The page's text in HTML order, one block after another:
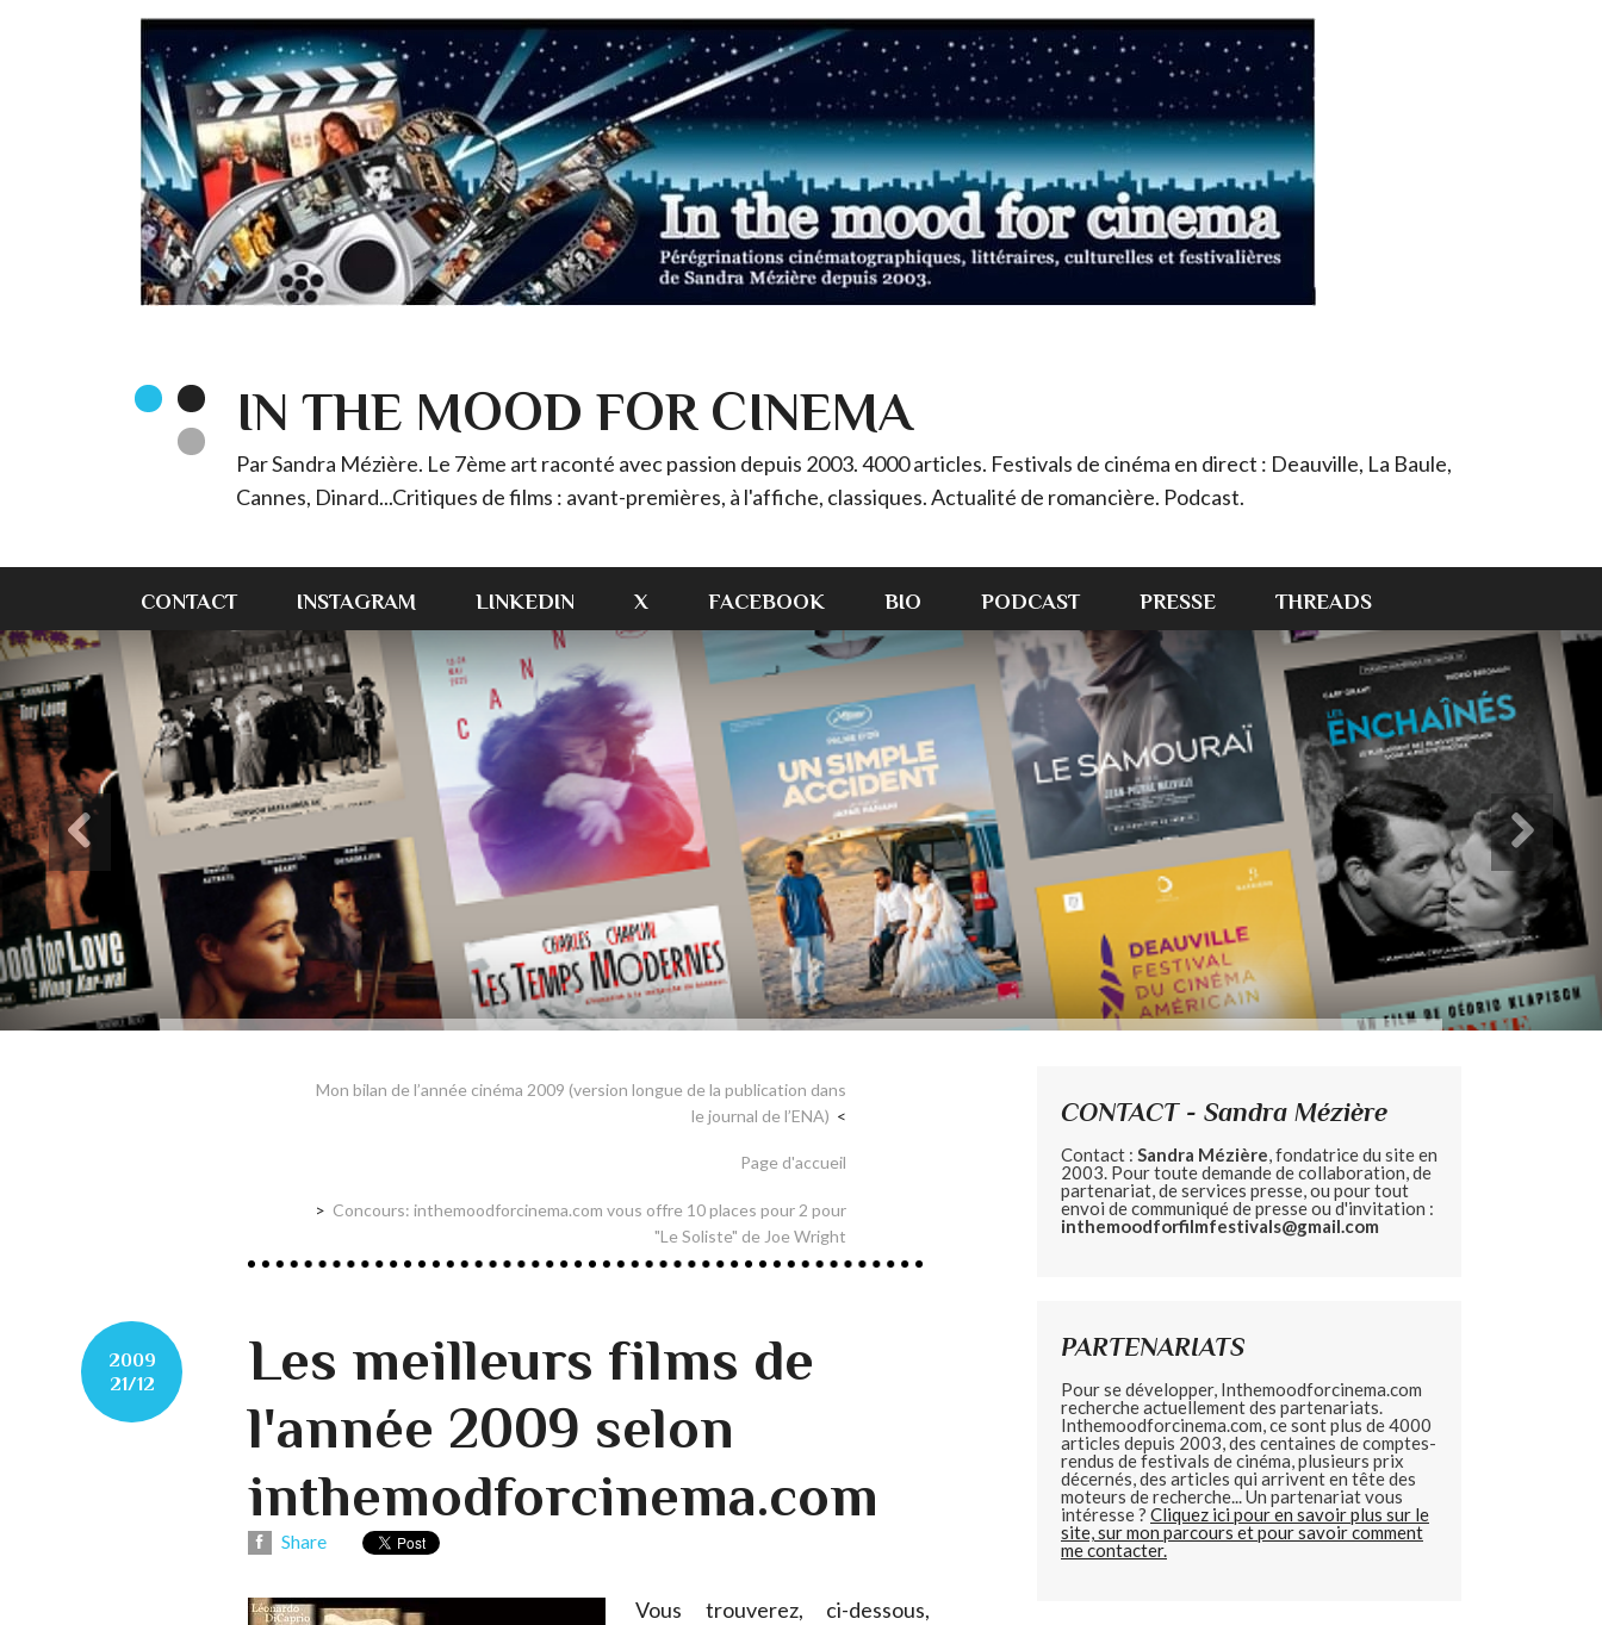
IN THE MOOD FOR CINEMA
Par Sandra Mézière. Le 7ème art raconté avec passion depuis 2003. 4000 articles. Festivals de cinéma en direct : Deauville, La Baule,
Cannes, Dinard...Critiques de films : avant-premières, à l'affiche, classiques. Actualité de romancière. Podcast.
CONTACT INSTAGRAM LINKEDIN X FACEBOOK BIO PODCAST PRESSE THREADS
Mon bilan de l’année cinéma 2009 (version longue de la publication dans
le journal de l’ENA)
Page d'accueil
Concours: inthemoodforcinema.com vous offre 10 places pour 2 pour
"Le Soliste" de Joe Wright
2009
21/12
Les meilleurs films de
l'année 2009 selon
inthemodforcinema.com
Share
Vous trouverez, ci-dessous,
CONTACT - Sandra Mézière
Contact : Sandra Mézière, fondatrice du site en
2003. Pour toute demande de collaboration, de
partenariat, de services presse, ou pour tout
envoi de communiqué de presse ou d'invitation :
inthemoodforfilmfestivals@gmail.com
PARTENARIATS
Pour se développer, Inthemoodforcinema.com
recherche actuellement des partenariats.
Inthemoodforcinema.com, ce sont plus de 4000
articles depuis 2003, des centaines de comptes-
rendus de festivals de cinéma, plusieurs prix
décernés, des articles qui arrivent en tête des
moteurs de recherche... Un partenariat vous
intéresse ? Cliquez ici pour en savoir plus sur le
site, sur mon parcours et pour savoir comment
me contacter.